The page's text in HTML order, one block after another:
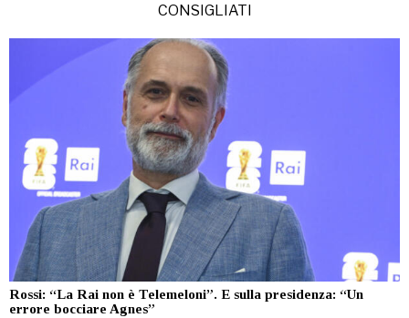
CONSIGLIATI
Rossi: “La Rai non è Telemeloni”. E sulla presidenza: “Un
errore bocciare Agnes”